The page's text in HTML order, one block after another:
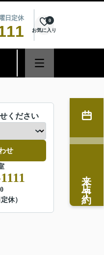
日定休
お気に入り
0
ください
せ
休）
来店予約